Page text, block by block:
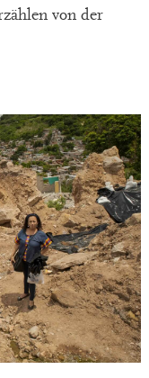
von der